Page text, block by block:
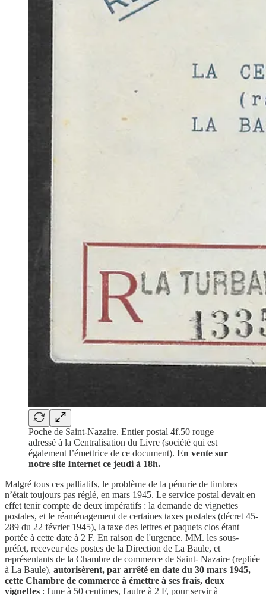
Poche de Saint-Nazaire. Entier postal 4f.50 rouge
adressé à la Centralisation du Livre (société qui est
également l’émettrice de ce document). En vente sur
notre site Internet ce jeudi à 18h.
Malgré tous ces palliatifs, le problème de la pénurie de timbres
n’était toujours pas réglé, en mars 1945. Le service postal devait en
effet tenir compte de deux impératifs : la demande de vignettes
postales, et le réaménagement de certaines taxes postales (décret 45-
289 du 22 février 1945), la taxe des lettres et paquets clos étant
portée à cette date à 2 F. En raison de l'urgence. MM. les sous-
préfet, receveur des postes de la Direction de La Baule, et
représentants de la Chambre de commerce de Saint- Nazaire (repliée
à La Baule), autorisèrent, par arrêté en date du 30 mars 1945,
cette Chambre de commerce à émettre à ses frais, deux
vignettes : l'une à 50 centimes, l'autre à 2 F, pour servir à